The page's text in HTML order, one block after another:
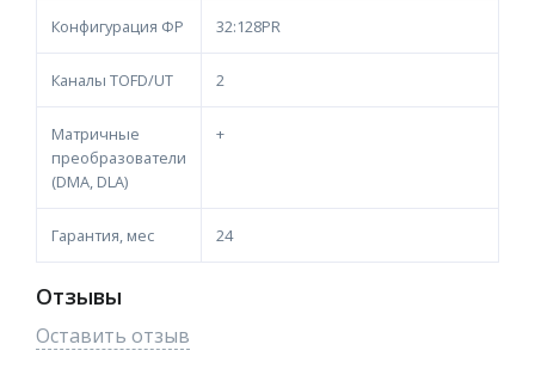
Конфигурация ФР 32:128PR
Каналы TOFD/UT 2
Матричные
преобразователи
(DMA, DLA)
+
Гарантия, мес 24
Отзывы
Оставить отзыв